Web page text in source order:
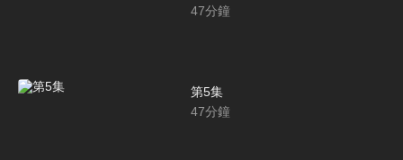
47分鐘
第5集
47分鐘